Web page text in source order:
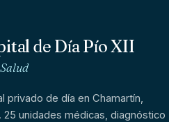
de Día Pío XII
privado de día en Chamartín,
25 unidades médicas, diagnóstico